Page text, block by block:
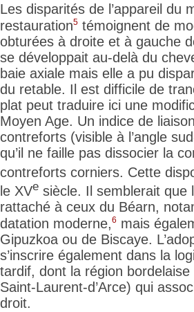
Les disparités de l’appareil du
restauration5 témoignent de
obturées à droite et à gauche
se développait au-delà du
baie axiale mais elle a pu
du retable. Il est difficile de
plat peut traduire ici une
Moyen Age. Un indice de
contreforts (visible à l’angle
qu’il ne faille pas dissocier la
contreforts corniers. Cette
le XVe siècle. Il semblerait que
rattaché à ceux du Béarn,
datation moderne,6 mais
Gipuzkoa ou de Biscaye.
s’inscrire également dans la
tardif, dont la région
Saint-Laurent-d’Arce) qui
droit.